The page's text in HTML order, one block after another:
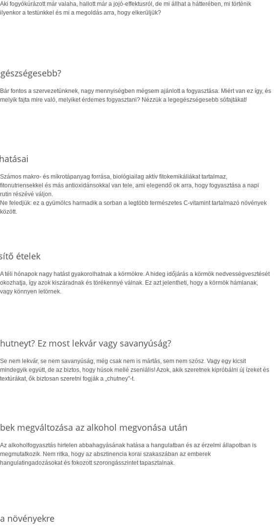
Aki fogyókúrázott már valaha, hallott már a jojó-effektusról, de mi állhat a hátterében, mi történik
ilyenkor a testünkkel és mi a megoldás arra, hogy elkerüljük?
Bár fontos a szervezetünknek, nagy mennyiségben mégsem ajánlott a fogyasztása. Miért van ez így, és
melyik fajta mire való, melyiket érdemes fogyasztani? Nézzük a legegészségesebb sófajtákat!
Számos makro- és mikrotápanyag forrása, biológiailag aktív fitokemikáliákat tartalmaz,
fitonutriensekkel és más antioxidánsokkal van tele, ami elegendő ok arra, hogy fogyasztása a napi
rutin részévé váljon.
Ne feledjük: ez a gyümölcs harmadik a sorban a legtöbb természetes C-vitamint tartalmazó növények
között.
ételek
A téli hónapok nagy hatást gyakorolhatnak a körmökre. A hideg időjárás a körmök nedvességvesztését
okozhatja, így azok kiszáradnak és törékennyé válnak. Ez azt jelentheti, hogy a körmök hámlanak,
vagy könnyen letörnek.
Ez most lekvár vagy savanyúság?
Se nem lekvár, se nem savanyúság, még csak nem is mártás, sem nem szósz. Vagy egy kicsit
mindegyik együtt, de az biztos, hogy húsok mellé zseniális! Azok, akik szeretnek kipróbálni új ízeket és
textúrákat, ők biztosan szeretni fogják a „chutney”-t.
megváltozása az alkohol megvonása után
Az alkoholfogyasztás hirtelen abbahagyásának hatása a hangulatban és az érzelmi állapotban is
megmutatkozik. Nem ritka, hogy az absztinencia korai szakaszában az emberek
hangulatingadozásokat és fokozott szorongásszintet tapasztalnak.
növényekre